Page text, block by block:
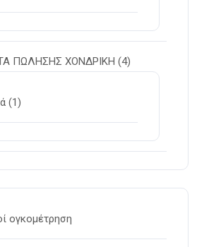
ΠΩΛΗΣΗΣ ΧΟΝΔΡΙΚΗ (4)
(1)
ογκομέτρηση